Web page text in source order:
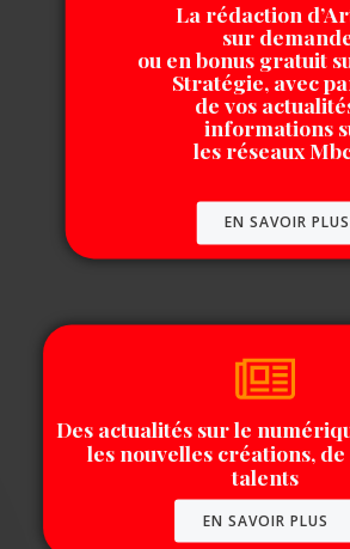
La rédaction
sur
ou en bonus gratuit
Stratégie, avec
de vos
informations
les réseaux
EN SAVOIR PLUS
Des actualités sur le
les nouvelles créations,
talents
EN SAVOIR PLUS